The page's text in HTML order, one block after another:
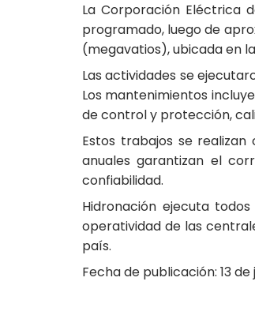
La Corporación Eléctrica
programado, luego de
(megavatios), ubicada en
Las actividades se
Los mantenimientos
de control y protección,
Estos trabajos se
anuales garantizan el
confiabilidad.
Hidronación ejecuta
operatividad de las
país.
Fecha de publicación: 13 de